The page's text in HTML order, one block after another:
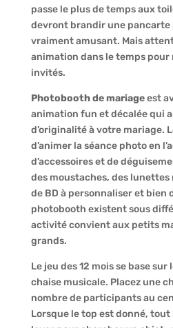
passe le plus de temps aux
devront brandir une pancarte
vraiment amusant. Mais
animation dans le temps pour
invités.
Photobooth de mariageest
animation fun et décalée qui
d’originalité à votre mariage.
d’animer la séance photo en
d’accessoires et de
des moustaches, des
de BD à personnaliser et bien
photobooth existent sous
activité convient aux petits
grands.
Le jeu des 12 mois se base
chaise musicale. Placez une
nombre de participants au
Lorsque le top est donné, tout